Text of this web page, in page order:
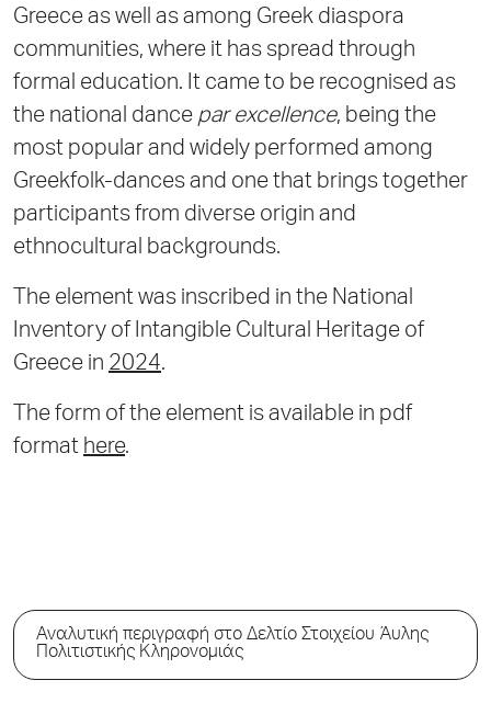
Greece as well as among Greek diaspora
communities, where it has spread through
formal education. It came to be recognised as
the national dance par excellence, being the
most popular and widely performed among
Greekfolk-dances and one that brings together
participants from diverse origin and
ethnocultural backgrounds.
The element was inscribed in the National
Inventory of Intangible Cultural Heritage of
Greece in 2024.
The form of the element is available in pdf
format here.
Αναλυτική περιγραφή στο Δελτίο Στοιχείου Άυλης
Πολιτιστικής Κληρονομιάς